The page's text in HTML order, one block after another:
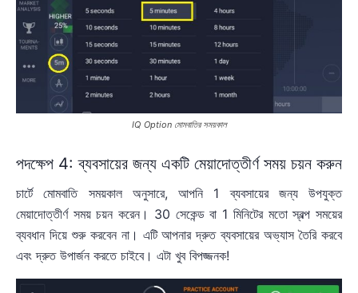
IQ Option মোমবাতির সময়কাল
পদক্ষেপ 4: ব্যবসায়ের জন্য একটি মেয়াদোত্তীর্ণ সময় চয়ন করুন
চার্টে মোমবাতি সময়কাল অনুসারে, আপনি 1 ব্যবসায়ের জন্য উপযুক্ত
মেয়াদোত্তীর্ণ সময় চয়ন করেন। 30 সেকেন্ড বা 1 মিনিটের মতো স্বল্প সময়ের
ব্যবধান দিয়ে শুরু করবেন না। এটি আপনার দ্রুত ব্যবসায়ের অভ্যাস তৈরি করবে
এবং দ্রুত উপার্জন করতে চাইবে। এটা খুব বিপজ্জনক!